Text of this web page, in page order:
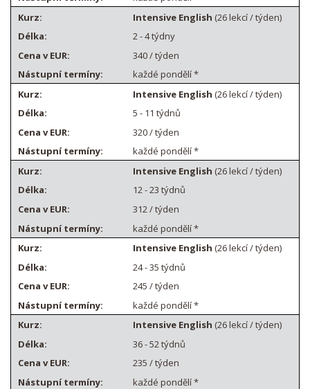
Intensive English (26 lekcí / týden)
2 - 4 týdny
340 / týden
každé pondělí *
Intensive English (26 lekcí / týden)
5 - 11 týdnů
320 / týden
každé pondělí *
Intensive English (26 lekcí / týden)
12 - 23 týdnů
312 / týden
každé pondělí *
Intensive English (26 lekcí / týden)
24 - 35 týdnů
245 / týden
každé pondělí *
Intensive English (26 lekcí / týden)
36 - 52 týdnů
235 / týden
každé pondělí *